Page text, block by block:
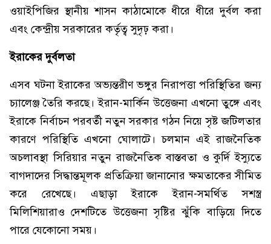
ওয়াইপিজির স্থানীয় শাসন কাঠামোকে ধীরে ধীরে দুর্বল করা
এবং কেন্দ্রীয় সরকারের কর্তৃত্ব সুদৃঢ় করা।
ইরাকের দুর্বলতা
এসব ঘটনা ইরাকের অভ্যন্তরীণ ভঙ্গুর নিরাপত্তা পরিস্থিতির জন্য
চ্যালেঞ্জ তৈরি করছে। ইরান-মার্কিন উত্তেজনা এখনো তুঙ্গে এবং
ইরাকে নির্বাচন পরবর্তী নতুন সরকার গঠন নিয়ে সৃষ্ট জটিলতার
কারণে পরিস্থিতি এখনো ঘোলাটে। চলমান এই রাজনৈতিক
অচলাবস্থা সিরিয়ার নতুন রাজনৈতিক বাস্তবতা ও কুর্দি ইস্যুতে
বাগদাদের সিদ্ধান্তমূলক প্রতিক্রিয়া জানানোর ক্ষমতাকের সীমিত
করে রেখেছে। এছাড়া ইরাকে ইরান-সমর্থিত সশস্ত্র
মিলিশিয়ারাও দেশটিতে উত্তেজনা সৃষ্টির ঝুঁকি বাড়িয়ে দিতে
পারে যেকোনো সময়।